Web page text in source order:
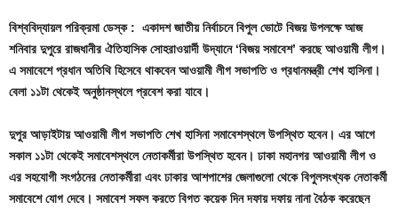
বিশ্ববিদ্যায়ল পরিক্রমা ডেস্ক : একাদশ জাতীয় নির্বাচনে বিপুল ভোটে বিজয় উপলক্ষে আজ
শনিবার দুপুরে রাজধানীর ঐতিহাসিক সোহরাওয়ার্দী উদ্যানে ‘বিজয় সমাবেশ’ করছে আওয়ামী লীগ।
এ সমাবেশে প্রধান অতিথি হিসেবে থাকবেন আওয়ামী লীগ সভাপতি ও প্রধানমন্ত্রী শেখ হাসিনা।
বেলা ১১টা থেকেই অনুষ্ঠানস্থলে প্রবেশ করা যাবে।
দুপুর আড়াইটায় আওয়ামী লীগ সভাপতি শেখ হাসিনা সমাবেশস্থলে উপস্থিত হবেন। এর আগে
সকাল ১১টা থেকেই সমাবেশস্থলে নেতাকর্মীরা উপস্থিত হবেন। ঢাকা মহানগর আওয়ামী লীগ ও
এর সহযোগী সংগঠনের নেতাকর্মীরা এবং ঢাকার আশপাশের জেলাগুলো থেকে বিপুলসংখ্যক নেতাকর্মী
সমাবেশে যোগ দেবে। সমাবেশ সফল করতে বিগত কয়েক দিন দফায় দফায় নানা বৈঠক করেছেন